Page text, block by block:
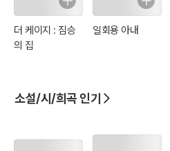
더 케이지 : 짐승
의 집
일회용 아내
소설/시/희곡 인기